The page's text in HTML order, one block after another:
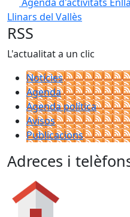
Llinars del Vallès
RSS
L'actualitat a un clic
Notícies
Agenda
Agenda política
Avisos
Publicacions
Adreces i